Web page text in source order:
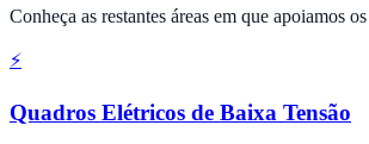
Conheça as restantes áreas em que apoiamos
⚡
Quadros Elétricos de Baixa Tensão